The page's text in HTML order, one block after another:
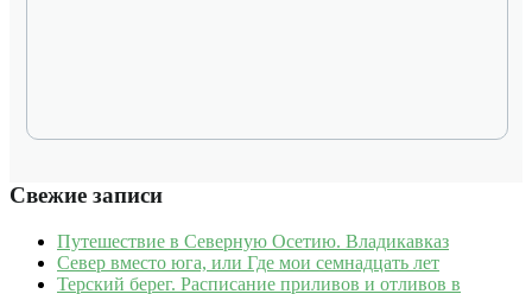
Свежие записи
Путешествие в Северную Осетию. Владикавказ
Север вместо юга, или Где мои семнадцать лет
Терский берег. Расписание приливов и отливов в